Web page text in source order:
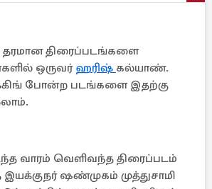
தரமான திரைப்படங்களை
ஒருவர் ஹரிஷ் கல்யாண்.
போன்ற படங்களை இதற்கு
வாரம் வெளிவந்த திரைப்படம்
ஷண்முகம் முத்துசாமி